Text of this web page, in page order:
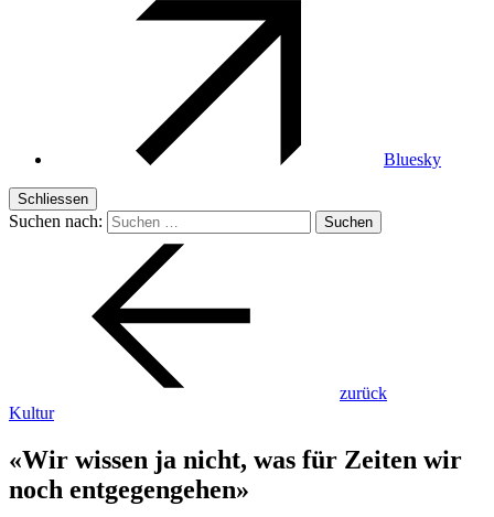
Bluesky
Schliessen
Suchen nach:
zurück
Kultur
«Wir wissen ja nicht, was für Zeiten wir
noch entgegengehen»